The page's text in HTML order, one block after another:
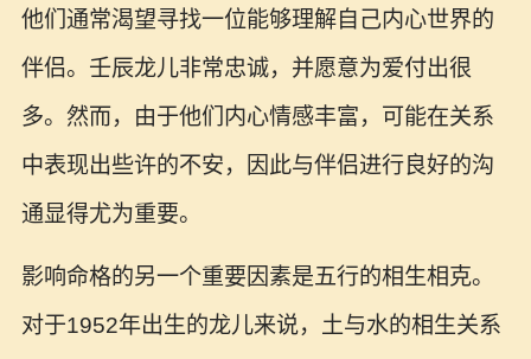
他们通常渴望寻找一位能够理解自己内心世界的
伴侣。壬辰龙儿非常忠诚，并愿意为爱付出很
多。然而，由于他们内心情感丰富，可能在关系
中表现出些许的不安，因此与伴侣进行良好的沟
通显得尤为重要。
影响命格的另一个重要因素是五行的相生相克。
对于1952年出生的龙儿来说，土与水的相生关系